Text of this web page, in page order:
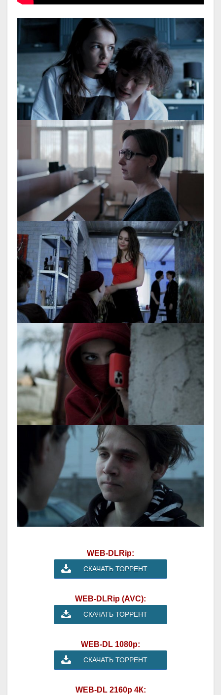
WEB-DLRip:
СКАЧАТЬ ТОРРЕНТ
WEB-DLRip (AVC):
СКАЧАТЬ ТОРРЕНТ
WEB-DL 1080p:
СКАЧАТЬ ТОРРЕНТ
WEB-DL 2160p 4К: